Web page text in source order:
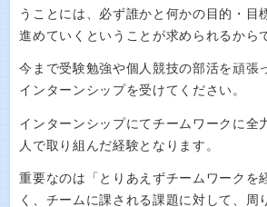
うことには、必ず誰かと何かの目的・目
進めていくということが求められるから
今まで受験勉強や個人競技の部活を頑張
インターンシップを受けてください。
インターンシップにてチームワークに全
人で取り組んだ経験となります。
重要なのは「とりあえずチームワークを
く、チームに課される課題に対して、周